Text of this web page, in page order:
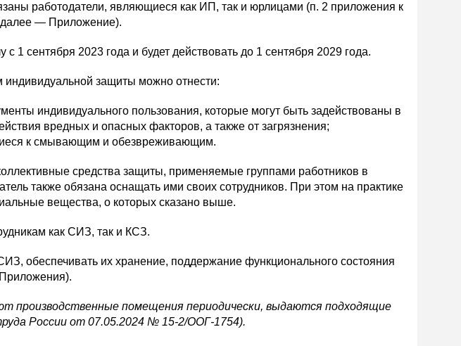
работодатели, являющиеся как ИП, так и юрлицами (п. 2 приложения к
далее — Приложение).
1 сентября 2023 года и будет действовать до 1 сентября 2029 года.
индивидуальной защиты можно отнести:
индивидуального пользования, которые могут быть задействованы в
вредных и опасных факторов, а также от загрязнения;
к смывающим и обезвреживающим.
средства защиты, применяемые группами работников в
также обязана оснащать ими своих сотрудников. При этом на практике
вещества, о которых сказано выше.
как СИЗ, так и КСЗ.
обеспечивать их хранение, поддержание функционального состояния
производственные помещения периодически, выдаются подходящие
России от 07.05.2024 № 15-2/ООГ-1754).